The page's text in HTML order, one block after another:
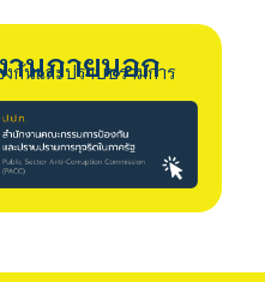
านภายนอก
กันและปราบปรามการ